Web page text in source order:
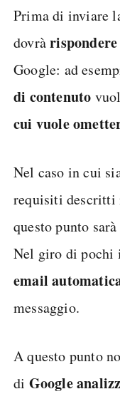
Prima di inviare
dovrà
Google: ad
di contenuto
cui vuole
Nel caso in cui
requisiti descritti
questo punto
Nel giro di pochi
email
messaggio.
A questo punto
di Google